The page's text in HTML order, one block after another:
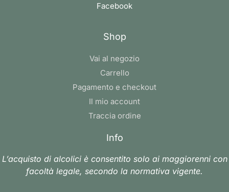
Facebook
Shop
Vai al negozio
Carrello
Pagamento e checkout
Il mio account
Traccia ordine
Info
L’acquisto di alcolici è consentito solo ai maggiorenni con
facoltà legale, secondo la normativa vigente.